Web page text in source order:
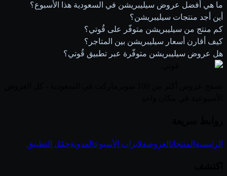
ما هي أفضل عروض سيليبريشن في السعودية هذا الأسبوع؟
أين أجد منتجات سيليبريشن؟
كم منتج من سيليبريشن متوفّر على قُوتي؟
كيف أقارن أسعار سيليبريشن بين المتاجر؟
هل عروض سيليبريشن متوفّرة عبر تطبيق قُوتي؟
الرئيسية المنتجاتالعروضفلايرات الأسبوعالمدونةحمّل التطبيق